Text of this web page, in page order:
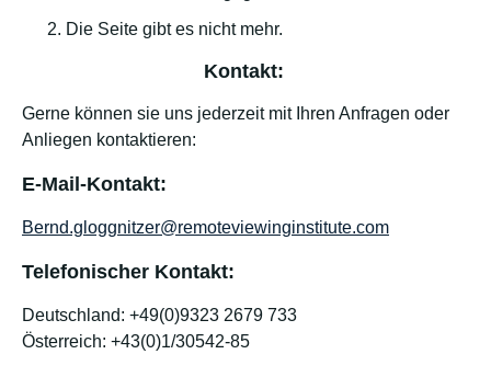
Die Seite gibt es nicht mehr.
Kontakt:
Gerne können sie uns jederzeit mit Ihren Anfragen oder
Anliegen kontaktieren:
E-Mail-Kontakt:
Bernd.gloggnitzer@remoteviewinginstitute.com
Telefonischer Kontakt:
Deutschland: +49(0)9323 2679 733
Österreich: +43(0)1/30542-85